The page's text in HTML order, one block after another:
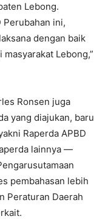
Lebong.
Perubahan ini,
dengan baik
Lebong,”
Ronsen juga
yang diajukan, baru
Raperda APBD
lainnya —
pembahasan lebih
Peraturan Daerah